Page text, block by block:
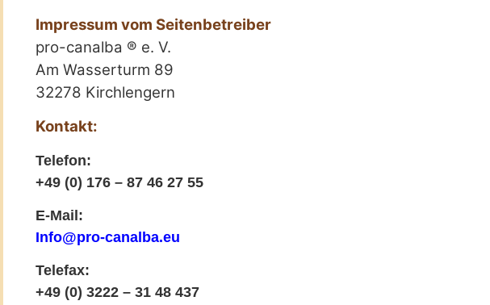
Impressum vom Seitenbetreiber
pro-canalba ® e. V.
Am Wasserturm 89
32278 Kirchlengern
Kontakt:
Telefon:
+49 (0) 176 – 87 46 27 55
E-Mail:
Info@pro-canalba.eu
Telefax:
+49 (0) 3222 – 31 48 437